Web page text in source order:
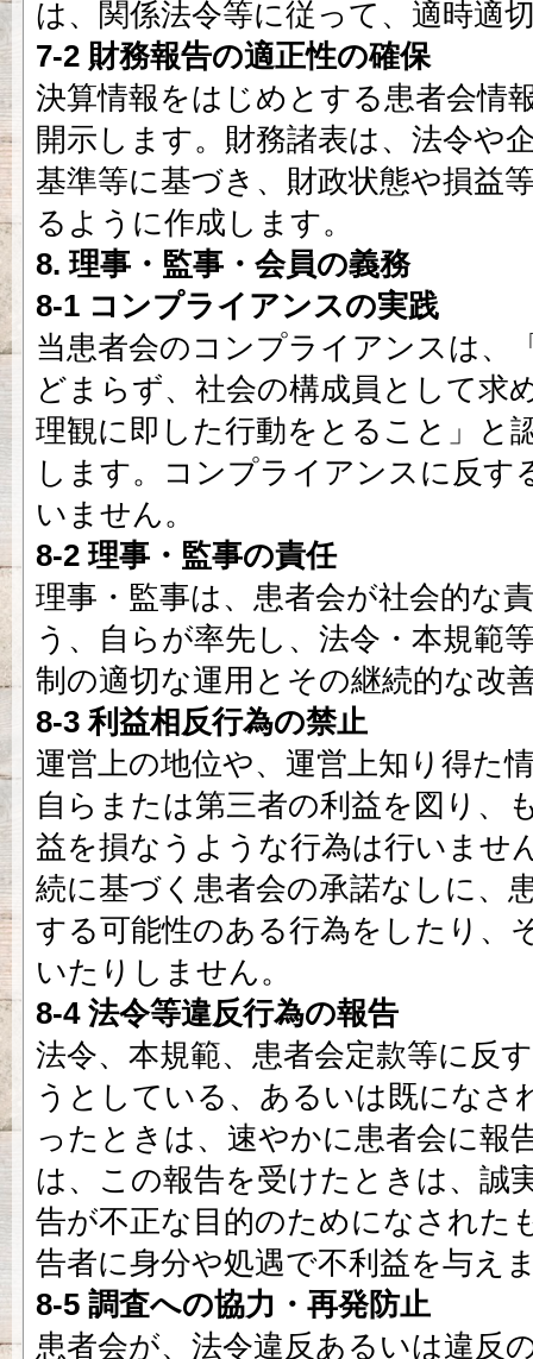
は、関係法令等に従って、適時適
7-2 財務報告の適正性の確保
決算情報をはじめとする患者会情
開示します。財務諸表は、法令や
基準等に基づき、財政状態や損益
るように作成します。
8. 理事・監事・会員の義務
8-1 コンプライアンスの実践
当患者会のコンプライアンスは、
どまらず、社会の構成員として求
理観に即した行動をとること」と
します。コンプライアンスに反す
いません。
8-2 理事・監事の責任
理事・監事は、患者会が社会的な
う、自らが率先し、法令・本規範
制の適切な運用とその継続的な改
8-3 利益相反行為の禁止
運営上の地位や、運営上知り得た
自らまたは第三者の利益を図り、
益を損なうような行為は行いませ
続に基づく患者会の承諾なしに、
する可能性のある行為をしたり、
いたりしません。
8-4 法令等違反行為の報告
法令、本規範、患者会定款等に反
うとしている、あるいは既になさ
ったときは、速やかに患者会に報
は、この報告を受けたときは、誠
告が不正な目的のためになされた
告者に身分や処遇で不利益を与え
8-5 調査への協力・再発防止
患者会が、法令違反あるいは違反